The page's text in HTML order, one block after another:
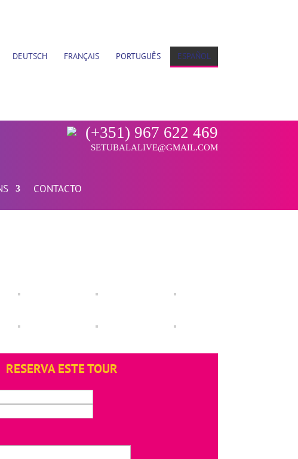
DEUTSCH FRANÇAIS PORTUGUÊS ESPAÑOL
(+351) 967 622 469
SETUBALALIVE@GMAIL.COM
CONTACTO
RESERVA ESTE TOUR